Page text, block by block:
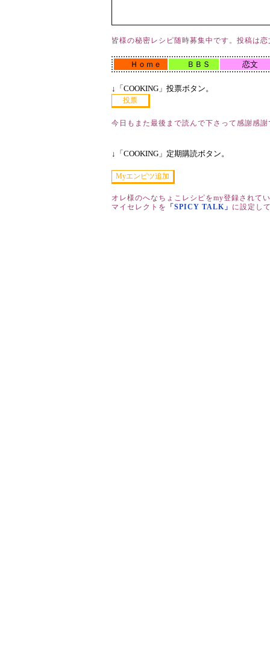
皆様の秘密レシピ随時募集中です。投稿は
Ｈｏｍｅ ＢＢＳ 恋文
↓「COOKING」投票ボタン。
今日もまた最後まで読んで下さって感謝感
↓「COOKING」定期購読ボタン。
オレ様のへなちょこレシピをmy登録されて
マイセレクトを
「SPICY TALK」 に設定し